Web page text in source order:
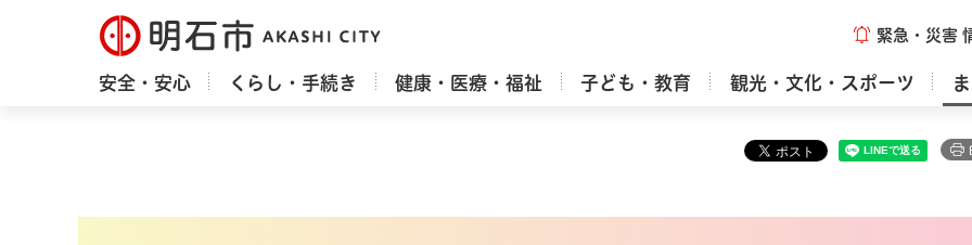
明石市 緊急・災害
安全・安心 くらし・手続き 健康・医療・福祉 子ども・教育 観光・文化・スポーツ